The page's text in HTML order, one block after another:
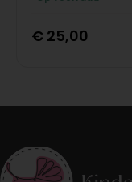
€ 25,00